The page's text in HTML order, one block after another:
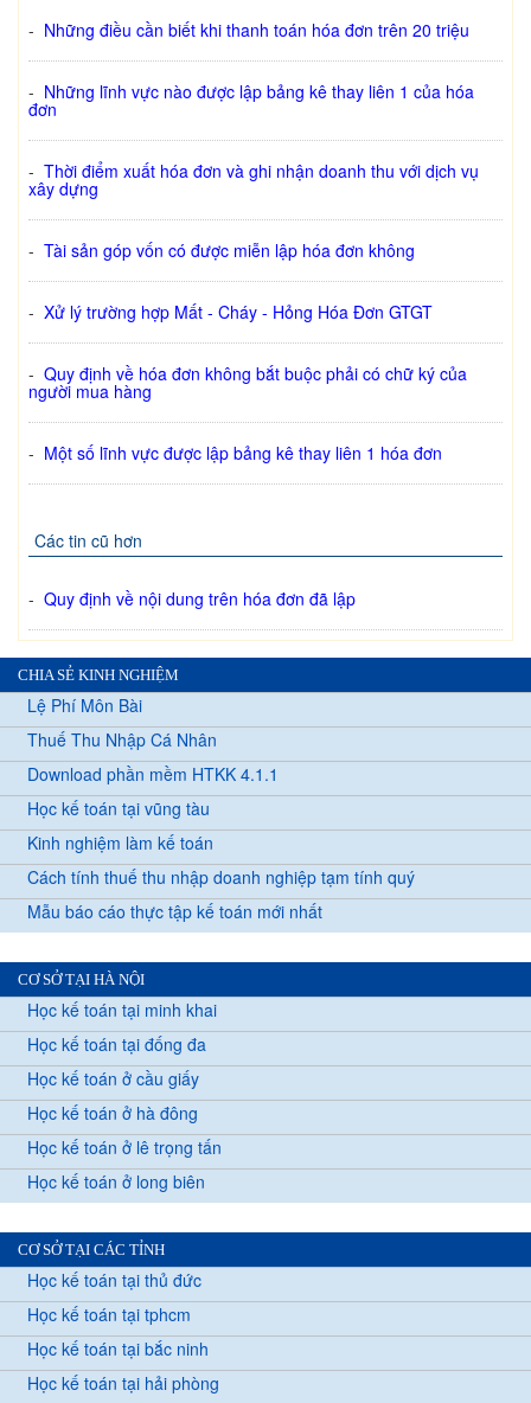
- Những điều cần biết khi thanh toán hóa đơn trên 20 triệu
- Những lĩnh vực nào được lập bảng kê thay liên 1 của hóa
đơn
- Thời điểm xuất hóa đơn và ghi nhận doanh thu với dịch vụ
xây dựng
- Tài sản góp vốn có được miễn lập hóa đơn không
- Xử lý trường hợp Mất - Cháy - Hỏng Hóa Đơn GTGT
- Quy định về hóa đơn không bắt buộc phải có chữ ký của
người mua hàng
- Một số lĩnh vực được lập bảng kê thay liên 1 hóa đơn
Các tin cũ hơn
- Quy định về nội dung trên hóa đơn đã lập
CHIA SẺ KINH NGHIỆM
Lệ Phí Môn Bài
Thuế Thu Nhập Cá Nhân
Download phần mềm HTKK 4.1.1
Học kế toán tại vũng tàu
Kinh nghiệm làm kế toán
Cách tính thuế thu nhập doanh nghiệp tạm tính quý
Mẫu báo cáo thực tập kế toán mới nhất
CƠ SỞ TẠI HÀ NỘI
Học kế toán tại minh khai
Học kế toán tại đống đa
Học kế toán ở cầu giấy
Học kế toán ở hà đông
Học kế toán ở lê trọng tấn
Học kế toán ở long biên
CƠ SỞ TẠI CÁC TỈNH
Học kế toán tại thủ đức
Học kế toán tại tphcm
Học kế toán tại bắc ninh
Học kế toán tại hải phòng